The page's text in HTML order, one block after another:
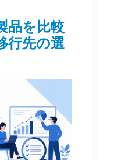
品を比較
行先の選